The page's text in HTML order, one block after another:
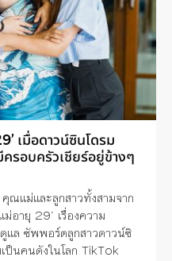
เมื่อดาวน์ซินโดรม
ครอบครัวเชียร์อยู่ข้างๆ
ณแม่และลูกสาวทั้งสามจาก
อายุ 29’ เรื่องความ
ล ซัพพอร์ตลูกสาวดาวน์ซิ
ป็นคนดังในโลก TikTok